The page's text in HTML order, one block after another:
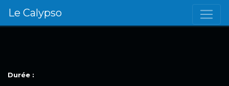
Le Calypso
Durée :